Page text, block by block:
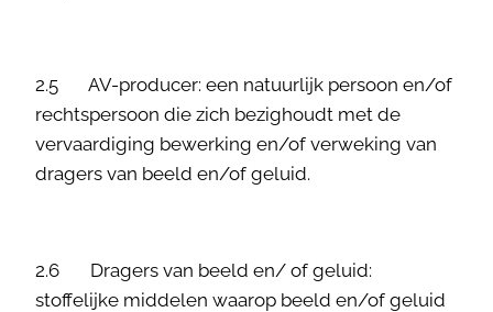
2.5 AV-producer: een natuurlijk persoon en/of
rechtspersoon die zich bezighoudt met de
vervaardiging bewerking en/of verweking van
dragers van beeld en/of geluid.
2.6 Dragers van beeld en/ of geluid:
stoffelijke middelen waarop beeld en/of geluid